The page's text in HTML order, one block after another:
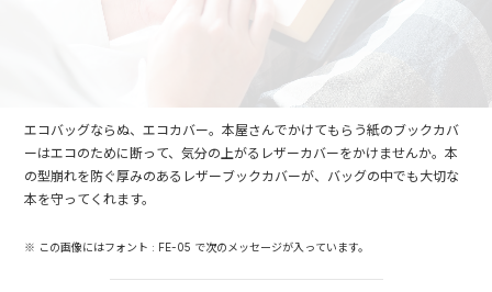
エコバッグならぬ、エコカバー。本屋さんでかけてもらう紙のブックカバ
ーはエコのために断って、気分の上がるレザーカバーをかけませんか。本
の型崩れを防ぐ厚みのあるレザーブックカバーが、バッグの中でも大切な
本を守ってくれます。
※ この画像にはフォント : FE-05 で次のメッセージが入っています。